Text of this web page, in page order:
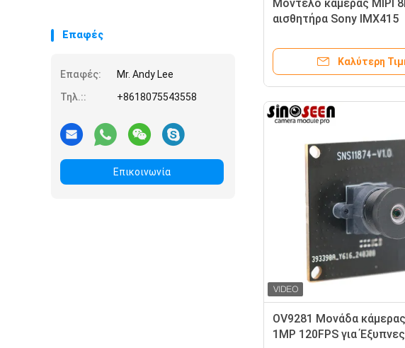
Επαφές
Επαφές:
Mr. Andy Lee
Τηλ.::
+8618075543558
Επικοινωνία
Μοντέλο κάμερας MIPI
αισθητήρα Sony IMX415
Καλύτερη
OV9281 Μονάδα
1MP 120FPS για Έξυπνες